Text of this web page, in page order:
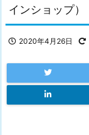
インショップ）
2020年4月26日